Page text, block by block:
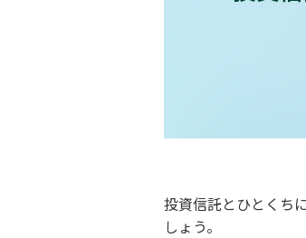
投資信託とひとくち
しょう。